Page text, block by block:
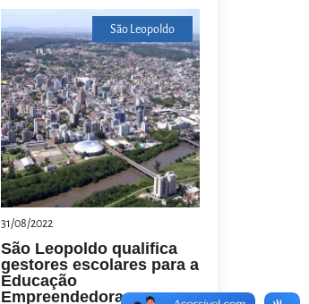
São Leopoldo
31/08/2022
São Leopoldo qualifica
gestores escolares para a
Educação
Empreendedora